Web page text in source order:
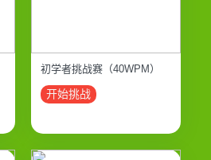
初学者挑战赛（40WPM）
开始挑战